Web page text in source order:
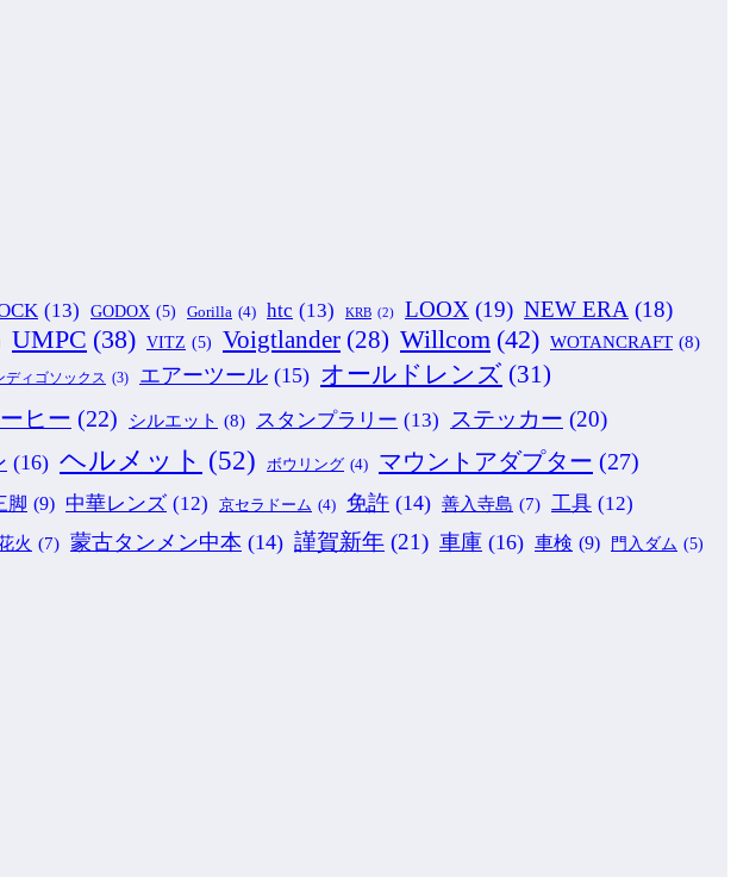
(13) GODOX (5) Gorilla (4) htc (13) KRB (2) LOOX (19) NEW ERA (18)
UMPC (38) VITZ (5) Voigtlander (28) Willcom (42) WOTANCRAFT (8)
ディゴソックス (3) エアーツール (15) オールドレンズ (31)
ヒー (22) シルエット (8) スタンプラリー (13) ステッカー (20)
(16) ヘルメット (52) ボウリング (4) マウントアダプター (27)
脚 (9) 中華レンズ (12) 京セラドーム (4) 免許 (14) 善入寺島 (7) 工具 (12)
火 (7) 蒙古タンメン中本 (14) 謹賀新年 (21) 車庫 (16) 車検 (9) 門入ダム (5)